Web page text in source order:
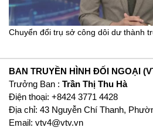
Chuyển đổi trụ sở công dôi dư thành
BAN TRUYỀN HÌNH ĐỐI NGOẠI
Trưởng Ban : Trần Thị Thu Hà
Ðiện thoại: +8424 3771 4428
Địa chỉ: 43 Nguyễn Chí Thanh,
Email: vtv4@vtv.vn